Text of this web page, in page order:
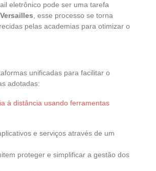
eletrônico pode ser uma tarefa
, esse processo se torna
pelas academias para otimizar o
unificadas para facilitar o
adotadas:
à distância usando ferramentas
e serviços através de um
proteger e simplificar a gestão dos